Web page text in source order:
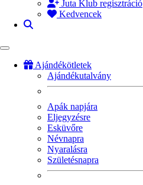
Juta Klub regisztráció
Kedvencek
Ajándékötletek
Ajándékutalvány
Apák napjára
Eljegyzésre
Esküvőre
Névnapra
Nyaralásra
Születésnapra